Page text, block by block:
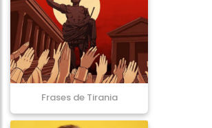
Frases de Tirania